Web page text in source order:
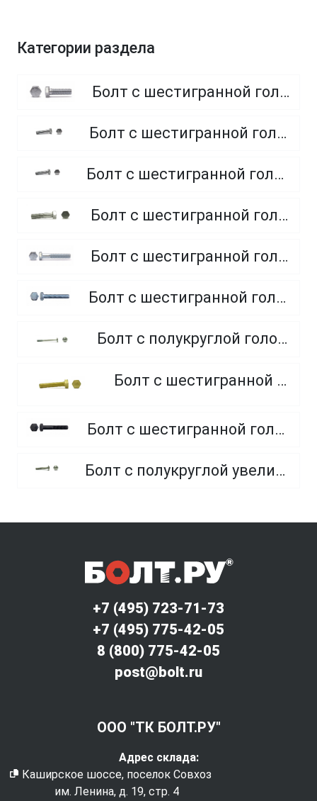
Категории раздела
Болт с шестигранной головкой, полная резьба, класс прочности 8.8
Болт с шестигранной головкой, полная резьба, класс прочности 4.8 и 5.8
Болт с шестигранной головкой, полная резьба, из нержавеющей стали A2 и A4
Болт с шестигранной головкой, неполная резьба, класс прочности 5.8
Болт с шестигранной головкой, неполная резьба, класс прочности 8.8
Болт с шестигранной головкой, полная резьба, класс прочности 10.9 и 12.9
Болт с полукруглой головкой и квадратным подголовником
Болт с шестигранной головкой, из латуни
Болт с шестигранной головкой, неполная резьба, класс прочности 10.9 и 12.9
Болт с полукруглой увеличенной головкой и усом класса точности C (мебельный)
+7 (495) 723-71-73
+7 (495) 775-42-05
8 (800) 775-42-05
post@bolt.ru
ООО "ТК БОЛТ.РУ"
Адрес склада:
Каширское шоссе, поселок Совхоз
им. Ленина, д. 19, стр. 4